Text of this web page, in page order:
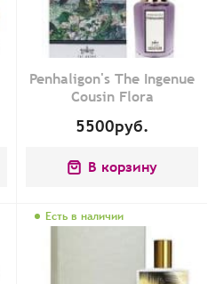
Penhaligon's The Ingenue
Cousin Flora
5500руб.
В корзину
Есть в наличии